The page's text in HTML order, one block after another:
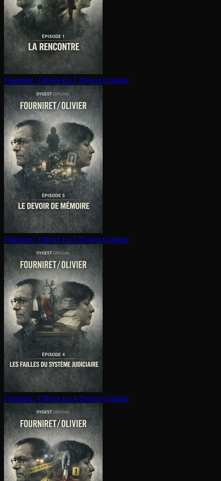
Fourniret / Olivier Ep.1 Dygest Original
Fourniret / Olivier Ep.5 Dygest Original
Fourniret / Olivier Ep.4 Dygest Original